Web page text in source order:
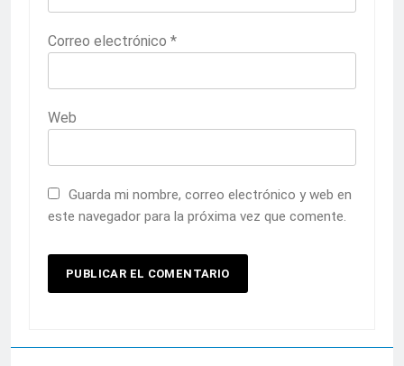
Correo electrónico *
Web
Guarda mi nombre, correo electrónico y web en
este navegador para la próxima vez que comente.